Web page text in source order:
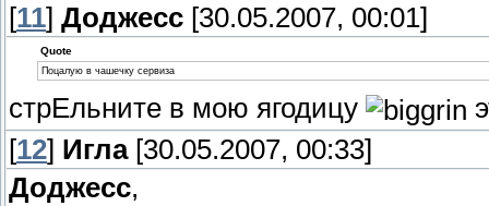
[11] Доджесс [30.05.2007, 00:01]
Quote
Поцалую в чашечку сервиза
стрЕльните в мою ягодицу
[12] Игла[30.05.2007, 00:33]
Доджесс,